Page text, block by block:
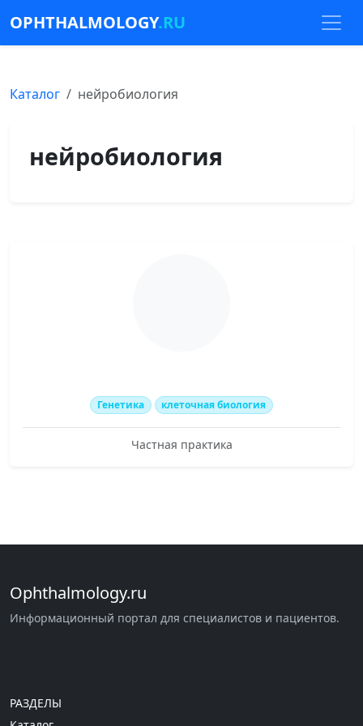
OPHTHALMOLOGY.RU
Каталог нейробиология
нейробиология
Генетика клеточная биология
Частная практика
Ophthalmology.ru
Информационный портал для специалистов и пациентов.
РАЗДЕЛЫ